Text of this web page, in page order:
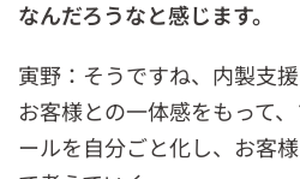
なんだろうなと感じます。
寅野：そうですね、内製支
お客様との一体感をもって
ールを自分ごと化し、お客